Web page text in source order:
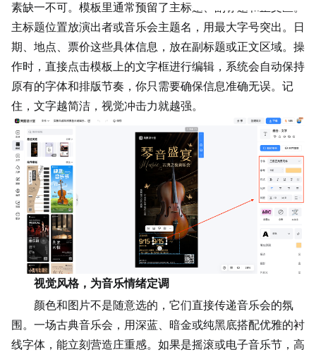
素缺一不可。模板里通常预留了主标题、副标题和正文区。
主标题位置放演出者或音乐会主题名，用最大字号突出。日
期、地点、票价这些具体信息，放在副标题或正文区域。操
作时，直接点击模板上的文字框进行编辑，系统会自动保持
原有的字体和排版节奏，你只需要确保信息准确无误。记
住，文字越简洁，视觉冲击力就越强。
视觉风格，为音乐情绪定调
颜色和图片不是随意选的，它们直接传递音乐会的氛
围。一场古典音乐会，用深蓝、暗金或纯黑底搭配优雅的衬
线字体，能立刻营造庄重感。如果是摇滚或电子音乐节，高